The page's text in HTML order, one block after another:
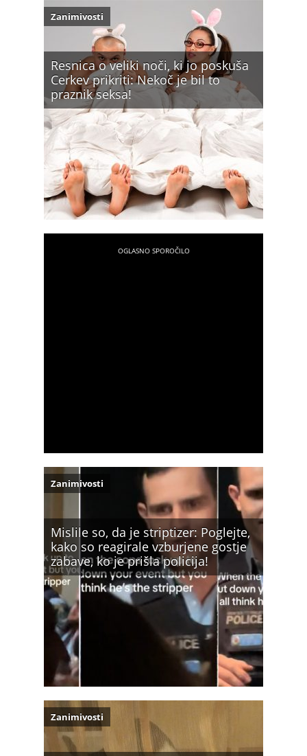
Resnica o veliki noči, ki jo poskuša
Cerkev prikriti: Nekoč je bil to
praznik seksa!
Zanimivosti
Mislile so, da je striptizer: Poglejte,
kako so reagirale vzburjene gostje
zabave, ko je prišla policija!
Zanimivosti
Zanimivosti